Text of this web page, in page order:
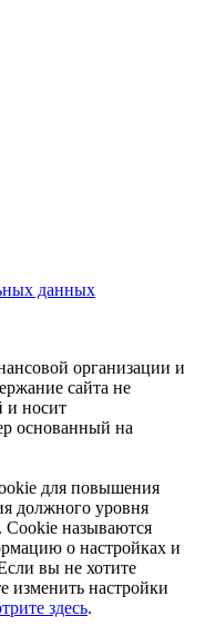
данных
организации и
сайта не
и носит
основанный на
для повышения
должного уровня
Cookie называются
о настройках и
вы не хотите
изменить настройки
здесь.